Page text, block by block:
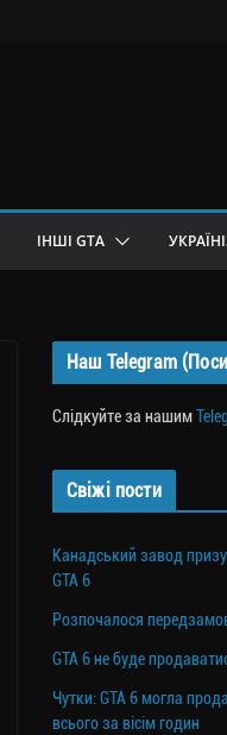
ІНШІ GTA
Наш Telegram
Слідкуйте за нашим
Свіжі пости
Канадський завод
GTA 6
Розпочалося
GTA 6 не буде
Чутки: GTA 6 могла
всього за вісім годин